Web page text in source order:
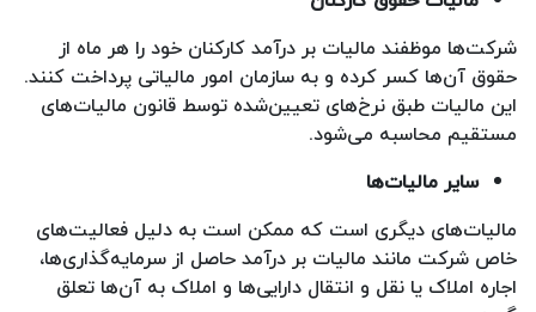
شرکت‌ها موظفند مالیات بر درآمد کارکنان خود را هر ماه از
حقوق آن‌ها کسر کرده و به سازمان امور مالیاتی پرداخت کنند.
این مالیات طبق نرخ‌های تعیین‌شده توسط قانون مالیات‌های
مستقیم محاسبه می‌شود.
سایر مالیات‌ها
مالیات‌های دیگری است که ممکن است به دلیل فعالیت‌های
خاص شرکت مانند مالیات بر درآمد حاصل از سرمایه‌گذاری‌ها،
اجاره املاک یا نقل و انتقال دارایی‌ها و املاک به آن‌ها تعلق